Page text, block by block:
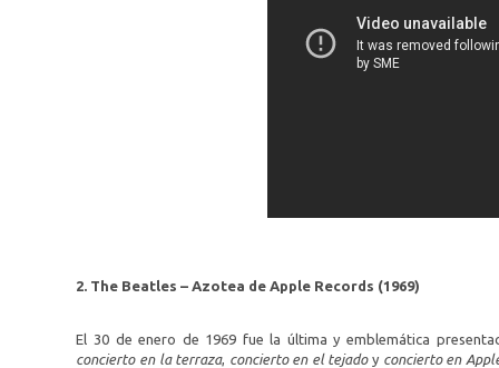
2. The Beatles – Azotea de Apple Records (1969)
El 30 de enero de 1969 fue la última y emblemática
concierto en la terraza, concierto en el tejadoy concierto en